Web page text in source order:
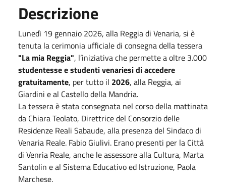
Descrizione
Lunedì 19 gennaio 2026, alla Reggia di Venaria, si è
tenuta la cerimonia ufficiale di consegna della tessera
"La mia Reggia", l’iniziativa che permette a oltre 3.000
studentesse e studenti venariesi di accedere
gratuitamente, per tutto il 2026, alla Reggia, ai
Giardini e al Castello della Mandria.
La tessera è stata consegnata nel corso della mattinata
da Chiara Teolato, Direttrice del Consorzio delle
Residenze Reali Sabaude, alla presenza del Sindaco di
Venaria Reale. Fabio Giulivi. Erano presenti per la Città
di Venria Reale, anche le assessore alla Cultura, Marta
Santolin e al Sistema Educativo ed Istruzione, Paola
Marchese.